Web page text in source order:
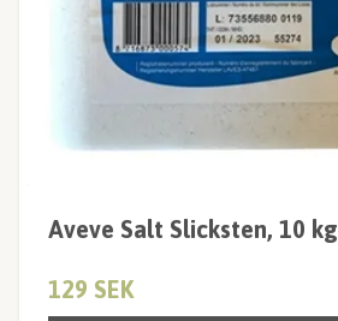
Aveve Salt Slicksten, 10 kg
129 SEK